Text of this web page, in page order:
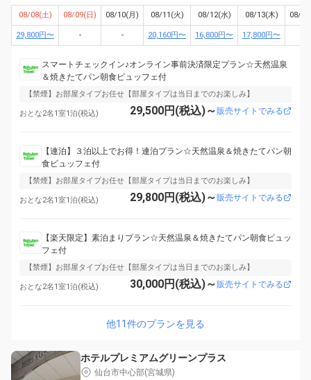
08/08(土) 08/09(日) 08/10(月) 08/11(火) 08/12(水) 08/13(木) 08/
29,800円〜 - - 20,160円〜 16,800円〜 17,800円〜
スマートチェックイン♪オンライン事前決済限定プラン☆天然温泉
＆焼きたてパン朝食ビュッフェ付
【禁煙】お部屋タイプお任せ【部屋タイプは当日までのお楽しみ】
おとな2名1室1泊(税込) 29,500円(税込)～販売サイトでみる
【連泊】３泊以上でお得！連泊プラン☆天然温泉＆焼きたてパン朝
食ビュッフェ付
【禁煙】お部屋タイプお任せ【部屋タイプは当日までのお楽しみ】
おとな2名1室1泊(税込) 29,800円(税込)～販売サイトでみる
【楽天限定】素泊まりプラン☆天然温泉＆焼きたてパン朝食ビュッ
フェ付
【禁煙】お部屋タイプお任せ【部屋タイプは当日までのお楽しみ】
おとな2名1室1泊(税込) 30,000円(税込)～販売サイトでみる
他11件のプランを見る
ホテルプレミアムグリーンプラス
仙台市中心部(宮城県)